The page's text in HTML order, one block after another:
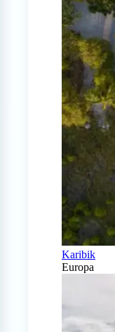
Karibik
Europa